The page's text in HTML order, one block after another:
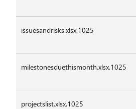
issuesandrisks.xlsx.1025
milestonesduethismonth.xlsx.1025
projectslist.xlsx.1025